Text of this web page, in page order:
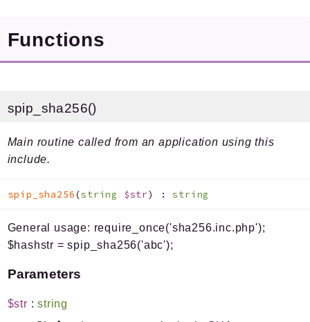
Pipeline
Update
Packages
SPIP
Core
Exec
Exif
Deprecated
Functions
spip_sha256()
Main routine called from an application using this
include.
spip_sha256(string $str) :string
General usage: require_once('sha256.inc.php');
$hashstr = spip_sha256('abc');
Parameters
$str :string